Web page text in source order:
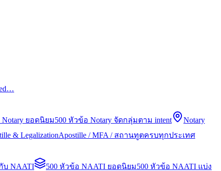
ยอดนิยม500 หัวข้อ Notary จัดกลุ่มตาม intent
Notary
& LegalizationApostille / MFA / สถานทูตครบทุกประเทศ
บ NAATI 500 หัวข้อ NAATI ยอดนิยม500 หัวข้อ NAATI แบ่ง